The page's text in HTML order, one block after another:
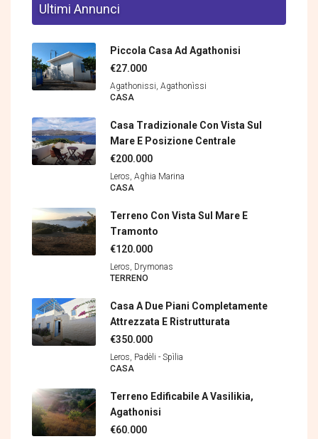
Ultimi Annunci
Piccola Casa Ad Agathonisi
€27.000
Agathonissi, Agathonìssi
CASA
Casa Tradizionale Con Vista Sul
Mare E Posizione Centrale
€200.000
Leros, Aghia Marina
CASA
Terreno Con Vista Sul Mare E
Tramonto
€120.000
Leros, Drymonas
TERRENΟ
Casa A Due Piani Completamente
Attrezzata E Ristrutturata
€350.000
Leros, Padèli - Spìlia
CASA
Terreno Edificabile A Vasilikia,
Agathonisi
€60.000